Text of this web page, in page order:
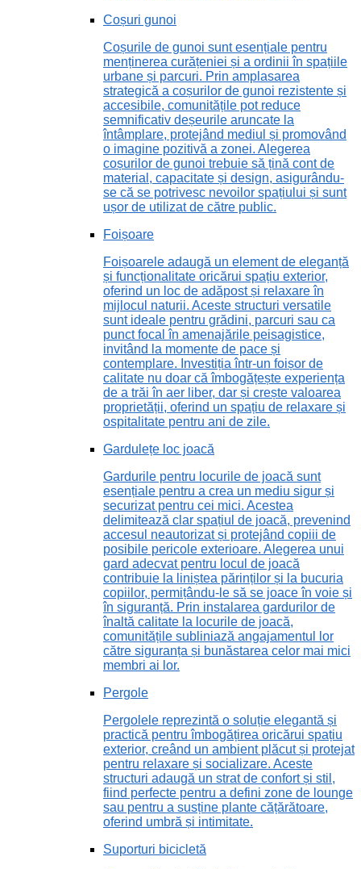
Coșuri gunoi
Coșurile de gunoi sunt esențiale pentru
menținerea curățeniei și a ordinii în spațiile
urbane și parcuri. Prin amplasarea
strategică a coșurilor de gunoi rezistente și
accesibile, comunitățile pot reduce
semnificativ deșeurile aruncate la
întâmplare, protejând mediul și promovând
o imagine pozitivă a zonei. Alegerea
coșurilor de gunoi trebuie să țină cont de
material, capacitate și design, asigurându-
se că se potrivesc nevoilor spațiului și sunt
ușor de utilizat de către public.
Foișoare
Foișoarele adaugă un element de eleganță
și funcționalitate oricărui spațiu exterior,
oferind un loc de adăpost și relaxare în
mijlocul naturii. Aceste structuri versatile
sunt ideale pentru grădini, parcuri sau ca
punct focal în amenajările peisagistice,
invitând la momente de pace și
contemplare. Investiția într-un foișor de
calitate nu doar că îmbogățește experiența
de a trăi în aer liber, dar și crește valoarea
proprietății, oferind un spațiu de relaxare și
ospitalitate pentru ani de zile.
Gardulețe loc joacă
Gardurile pentru locurile de joacă sunt
esențiale pentru a crea un mediu sigur și
securizat pentru cei mici. Acestea
delimitează clar spațiul de joacă, prevenind
accesul neautorizat și protejând copiii de
posibile pericole exterioare. Alegerea unui
gard adecvat pentru locul de joacă
contribuie la liniștea părinților și la bucuria
copiilor, permițându-le să se joace în voie și
în siguranță. Prin instalarea gardurilor de
înaltă calitate la locurile de joacă,
comunitățile subliniază angajamentul lor
către siguranța și bunăstarea celor mai mici
membri ai lor.
Pergole
Pergolele reprezintă o soluție elegantă și
practică pentru îmbogățirea oricărui spațiu
exterior, creând un ambient plăcut și protejat
pentru relaxare și socializare. Aceste
structuri adaugă un strat de confort și stil,
fiind perfecte pentru a defini zone de lounge
sau pentru a susține plante cățărătoare,
oferind umbră și intimitate.
Suporturi bicicletă